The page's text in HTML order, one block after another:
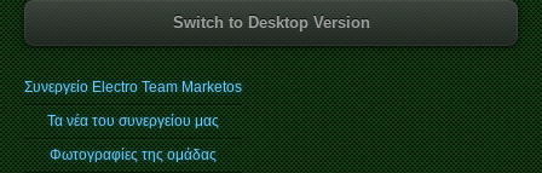
Switch to Desktop Version
Συνεργείο Electro Team Marketos
Τα νέα του συνεργείου μας
Φωτογραφίες της ομάδας